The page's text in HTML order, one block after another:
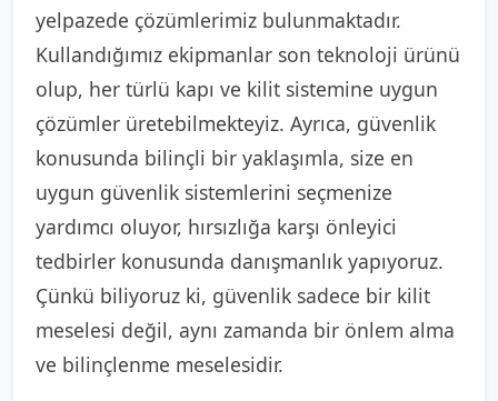
yelpazede çözümlerimiz bulunmaktadır.
Kullandığımız ekipmanlar son teknoloji ürünü
olup, her türlü kapı ve kilit sistemine uygun
çözümler üretebilmekteyiz. Ayrıca, güvenlik
konusunda bilinçli bir yaklaşımla, size en
uygun güvenlik sistemlerini seçmenize
yardımcı oluyor, hırsızlığa karşı önleyici
tedbirler konusunda danışmanlık yapıyoruz.
Çünkü biliyoruz ki, güvenlik sadece bir kilit
meselesi değil, aynı zamanda bir önlem alma
ve bilinçlenme meselesidir.